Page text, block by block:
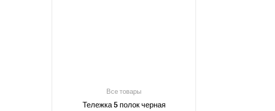
Все товары
Тележка 5 полок черная